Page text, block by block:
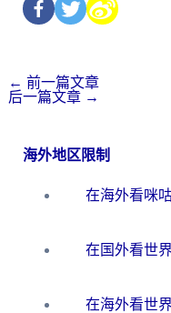
← 前一篇文章
后一篇文章 →
海外地区限制